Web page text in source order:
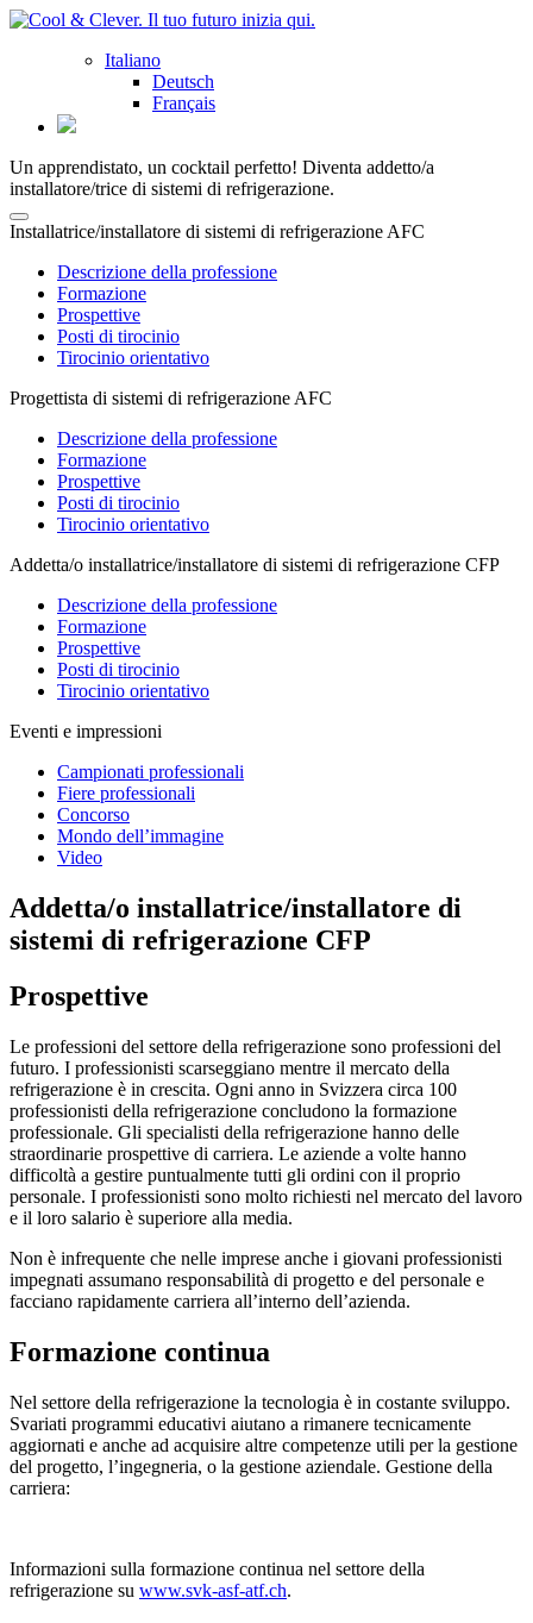
Italiano
Deutsch
Français
Un apprendistato, un cocktail perfetto! Diventa addetto/a
installatore/trice di sistemi di refrigerazione.
Installatrice/installatore di sistemi di refrigerazione AFC
Descrizione della professione
Formazione
Prospettive
Posti di tirocinio
Tirocinio orientativo
Progettista di sistemi di refrigerazione AFC
Descrizione della professione
Formazione
Prospettive
Posti di tirocinio
Tirocinio orientativo
Addetta/o installatrice/installatore di sistemi di refrigerazione CFP
Descrizione della professione
Formazione
Prospettive
Posti di tirocinio
Tirocinio orientativo
Eventi e impressioni
Campionati professionali
Fiere professionali
Concorso
Mondo dell’immagine
Video
Addetta/o installatrice/installatore di
sistemi di refrigerazione CFP
Prospettive
Le professioni del settore della refrigerazione sono professioni del
futuro. I professionisti scarseggiano mentre il mercato della
refrigerazione è in crescita. Ogni anno in Svizzera circa 100
professionisti della refrigerazione concludono la formazione
professionale. Gli specialisti della refrigerazione hanno delle
straordinarie prospettive di carriera. Le aziende a volte hanno
difficoltà a gestire puntualmente tutti gli ordini con il proprio
personale. I professionisti sono molto richiesti nel mercato del lavoro
e il loro salario è superiore alla media.
Non è infrequente che nelle imprese anche i giovani professionisti
impegnati assumano responsabilità di progetto e del personale e
facciano rapidamente carriera all’interno dell’azienda.
Formazione continua
Nel settore della refrigerazione la tecnologia è in costante sviluppo.
Svariati programmi educativi aiutano a rimanere tecnicamente
aggiornati e anche ad acquisire altre competenze utili per la gestione
del progetto, l’ingegneria, o la gestione aziendale. Gestione della
carriera:
Informazioni sulla formazione continua nel settore della
refrigerazione su www.svk-asf-atf.ch.